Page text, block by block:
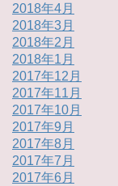
2018年4月
2018年3月
2018年2月
2018年1月
2017年12月
2017年11月
2017年10月
2017年9月
2017年8月
2017年7月
2017年6月